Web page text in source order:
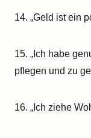
14. „Geld ist ein
15. „Ich habe
pflegen und zu
16. „Ich ziehe